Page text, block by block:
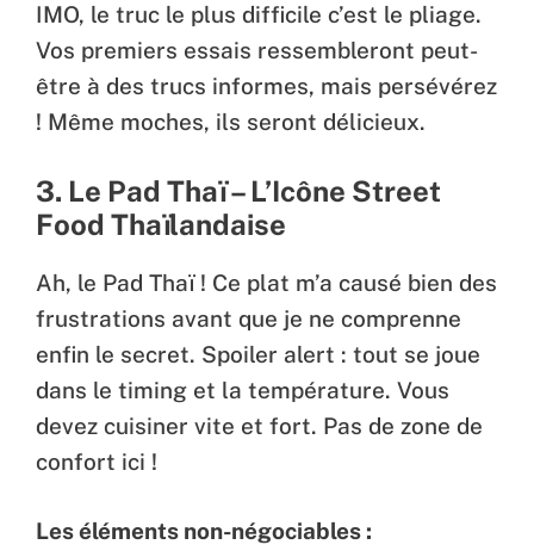
IMO, le truc le plus difficile c’est le pliage.
Vos premiers essais ressembleront peut-
être à des trucs informes, mais persévérez
! Même moches, ils seront délicieux.
3. Le Pad Thaï – L’Icône Street
Food Thaïlandaise
Ah, le Pad Thaï ! Ce plat m’a causé bien des
frustrations avant que je ne comprenne
enfin le secret. Spoiler alert : tout se joue
dans le timing et la température. Vous
devez cuisiner vite et fort. Pas de zone de
confort ici !
Les éléments non-négociables :